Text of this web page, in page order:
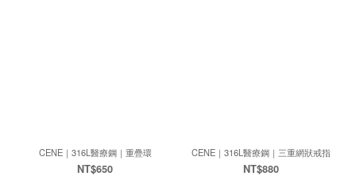
CENE｜316L醫療鋼｜重疊環
NT$650
CENE｜316L醫療鋼｜三重網狀戒指
NT$880